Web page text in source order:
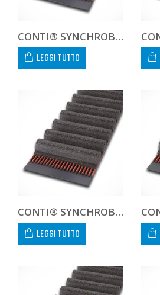
CONTI® SYNCHROBELT 225L-400 CUSTOM
LEGGI TUTTO
CONTI® SYNCHROBELT 234XL-400 CUSTOM
LEGGI TUTTO